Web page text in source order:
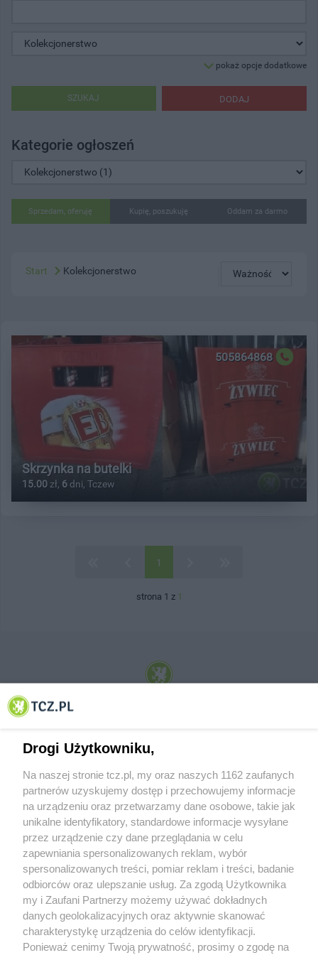
pokaż opcje dodatkowe
DODAJ
SZUKAJ
Kategorie ogłoszeń
Sprzedam, oferuję Kupię, poszukuję Oddam za darmo
Start Kolekcjonerstwo
505864868
Skrzynka na butelki
15.00 zł, 6 dni, Tczew
1
strona 1 z 1
© 2001-2026 Tczew - TCZ.PL Sp. z o.o. Internetowy Serwis Informacyjny Miasta
O FIRMIE POLITYKA PRYWATNOŚCI HOSTING
REKLAMA WSPÓŁPRACA RSS FACEBOOK KONTAKT
Nasze serwisy
Aktualności
Muzyka i kultura
Drogi Użytkowniku,
Na naszej stronie tcz.pl, my oraz naszych 1162 zaufanych
partnerów uzyskujemy dostęp i przechowujemy informacje
na urządzeniu oraz przetwarzamy dane osobowe, takie jak
unikalne identyfikatory, standardowe informacje wysyłane
przez urządzenie czy dane przeglądania w celu
zapewniania spersonalizowanych reklam, wybór
spersonalizowanych treści, pomiar reklam i treści, badanie
odbiorców oraz ulepszanie usług. Za zgodą Użytkownika
my i Zaufani Partnerzy możemy używać dokładnych
danych geolokalizacyjnych oraz aktywnie skanować
charakterystykę urządzenia do celów identyfikacji.
Ponieważ cenimy Twoją prywatność, prosimy o zgodę na